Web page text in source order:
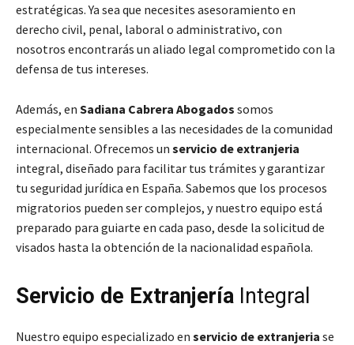
estratégicas. Ya sea que necesites asesoramiento en
derecho civil, penal, laboral o administrativo, con
nosotros encontrarás un aliado legal comprometido con la
defensa de tus intereses.
Además, en Sadiana Cabrera Abogados somos
especialmente sensibles a las necesidades de la comunidad
internacional. Ofrecemos un servicio de extranjeria
integral, diseñado para facilitar tus trámites y garantizar
tu seguridad jurídica en España. Sabemos que los procesos
migratorios pueden ser complejos, y nuestro equipo está
preparado para guiarte en cada paso, desde la solicitud de
visados hasta la obtención de la nacionalidad española.
Servicio de Extranjería Integral
Nuestro equipo especializado en servicio de extranjeria se